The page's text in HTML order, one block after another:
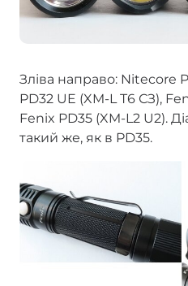
Зліва направо: Nitecore
PD32 UE (XM-L T6 СЗ),
Fenix PD35 (XM-L2 U2).
такий же, як в PD35.